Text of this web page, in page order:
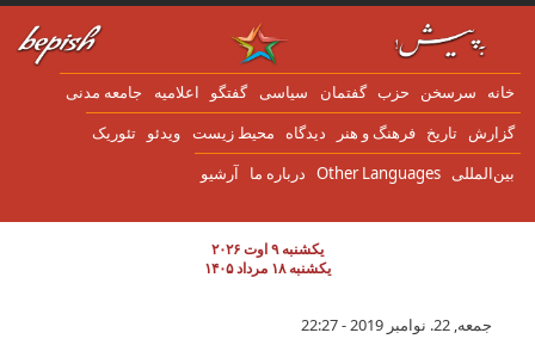
به محتوای اصلی
سرسخن حزب گفتمان سياسی گفتگو اعلاميه جامعه مدنی
تاریخ فرهنگ و هنر دیدگاه محیط زیست ویدئو تئوریک
Other Languages درباره ما آرشیو
یکشنبه ۹ اوت ۲۰۲۶
یکشنبه ۱۸ مرداد ۱۴۰۵
مواضع حزب همبستگى براى دمكراسى و
جمعه, 22. نوامبر 2019 - 22:27